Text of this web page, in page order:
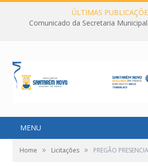
ÚLTIMAS
Comunicado da Secretaria
MENU
Home » Licitações » PREGÃO